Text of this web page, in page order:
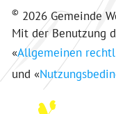
© 2026 Gemeinde
Mit der Benutzung
«Allgemeinen
und «